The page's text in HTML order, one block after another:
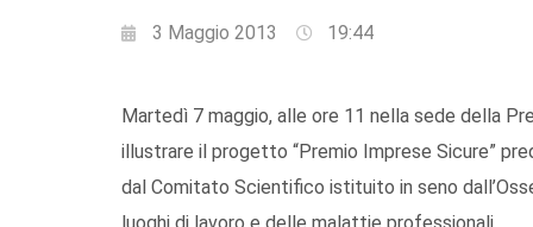
3 Maggio 2013 19:44
Martedì 7 maggio, alle ore 11 nella sede della
illustrare il progetto “Premio Imprese Sicure”
dal Comitato Scientifico istituito in seno
luoghi di lavoro e delle malattie professionali.